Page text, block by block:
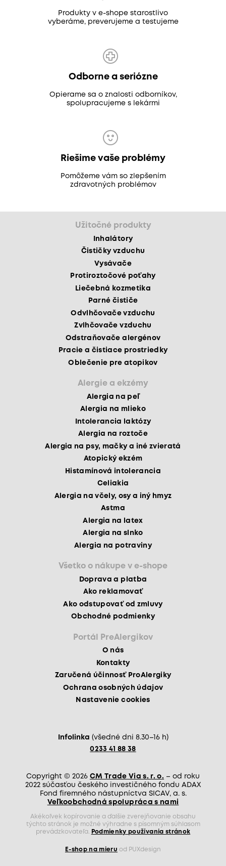
Produkty v e-shope starostlivo
vyberáme, preverujeme a testujeme
Odborne a seriózne
Opierame sa o znalosti odborníkov,
spolupracujeme s lekármi
Riešime vaše problémy
Pomôžeme vám so zlepšením
zdravotných problémov
Užitočné produkty
Inhalátory
Čističky vzduchu
Vysávače
Protiroztočové poťahy
Liečebná kozmetika
Parné čističe
Odvlhčovače vzduchu
Zvlhčovače vzduchu
Odstraňovače alergénov
Pracie a čistiace prostriedky
Oblečenie pre atopikov
Alergie a ekzémy
Alergia na peľ
Alergia na mlieko
Intolerancia laktózy
Alergia na roztoče
Alergia na psy, mačky a iné zvieratá
Atopický ekzém
Histamínová intolerancia
Celiakia
Alergia na včely, osy a iný hmyz
Astma
Alergia na latex
Alergia na slnko
Alergia na potraviny
Všetko o nákupe v e-shope
Doprava a platba
Ako reklamovať
Ako odstupovať od zmluvy
Obchodné podmienky
Portál PreAlergikov
O nás
Kontakty
Zaručená účinnosť ProAlergiky
Ochrana osobných údajov
Nastavenie cookies
Infolinka (všedné dni 8.30–16 h)
0233 41 88 38
Copyright © 2026 CM Trade Via s. r. o. – od roku
2022 súčasťou českého investičného fondu ADAX
Fond firemného nástupníctva SICAV, a. s.
Veľkoobchodná spolupráca s nami
Akékoľvek kopírovanie a ďalšie zverejňovanie obsahu
týchto stránok je možné výhradne s písomným súhlasom
prevádzkovateľa.
Podmienky používania stránok
E-shop na mieru od PUXdesign